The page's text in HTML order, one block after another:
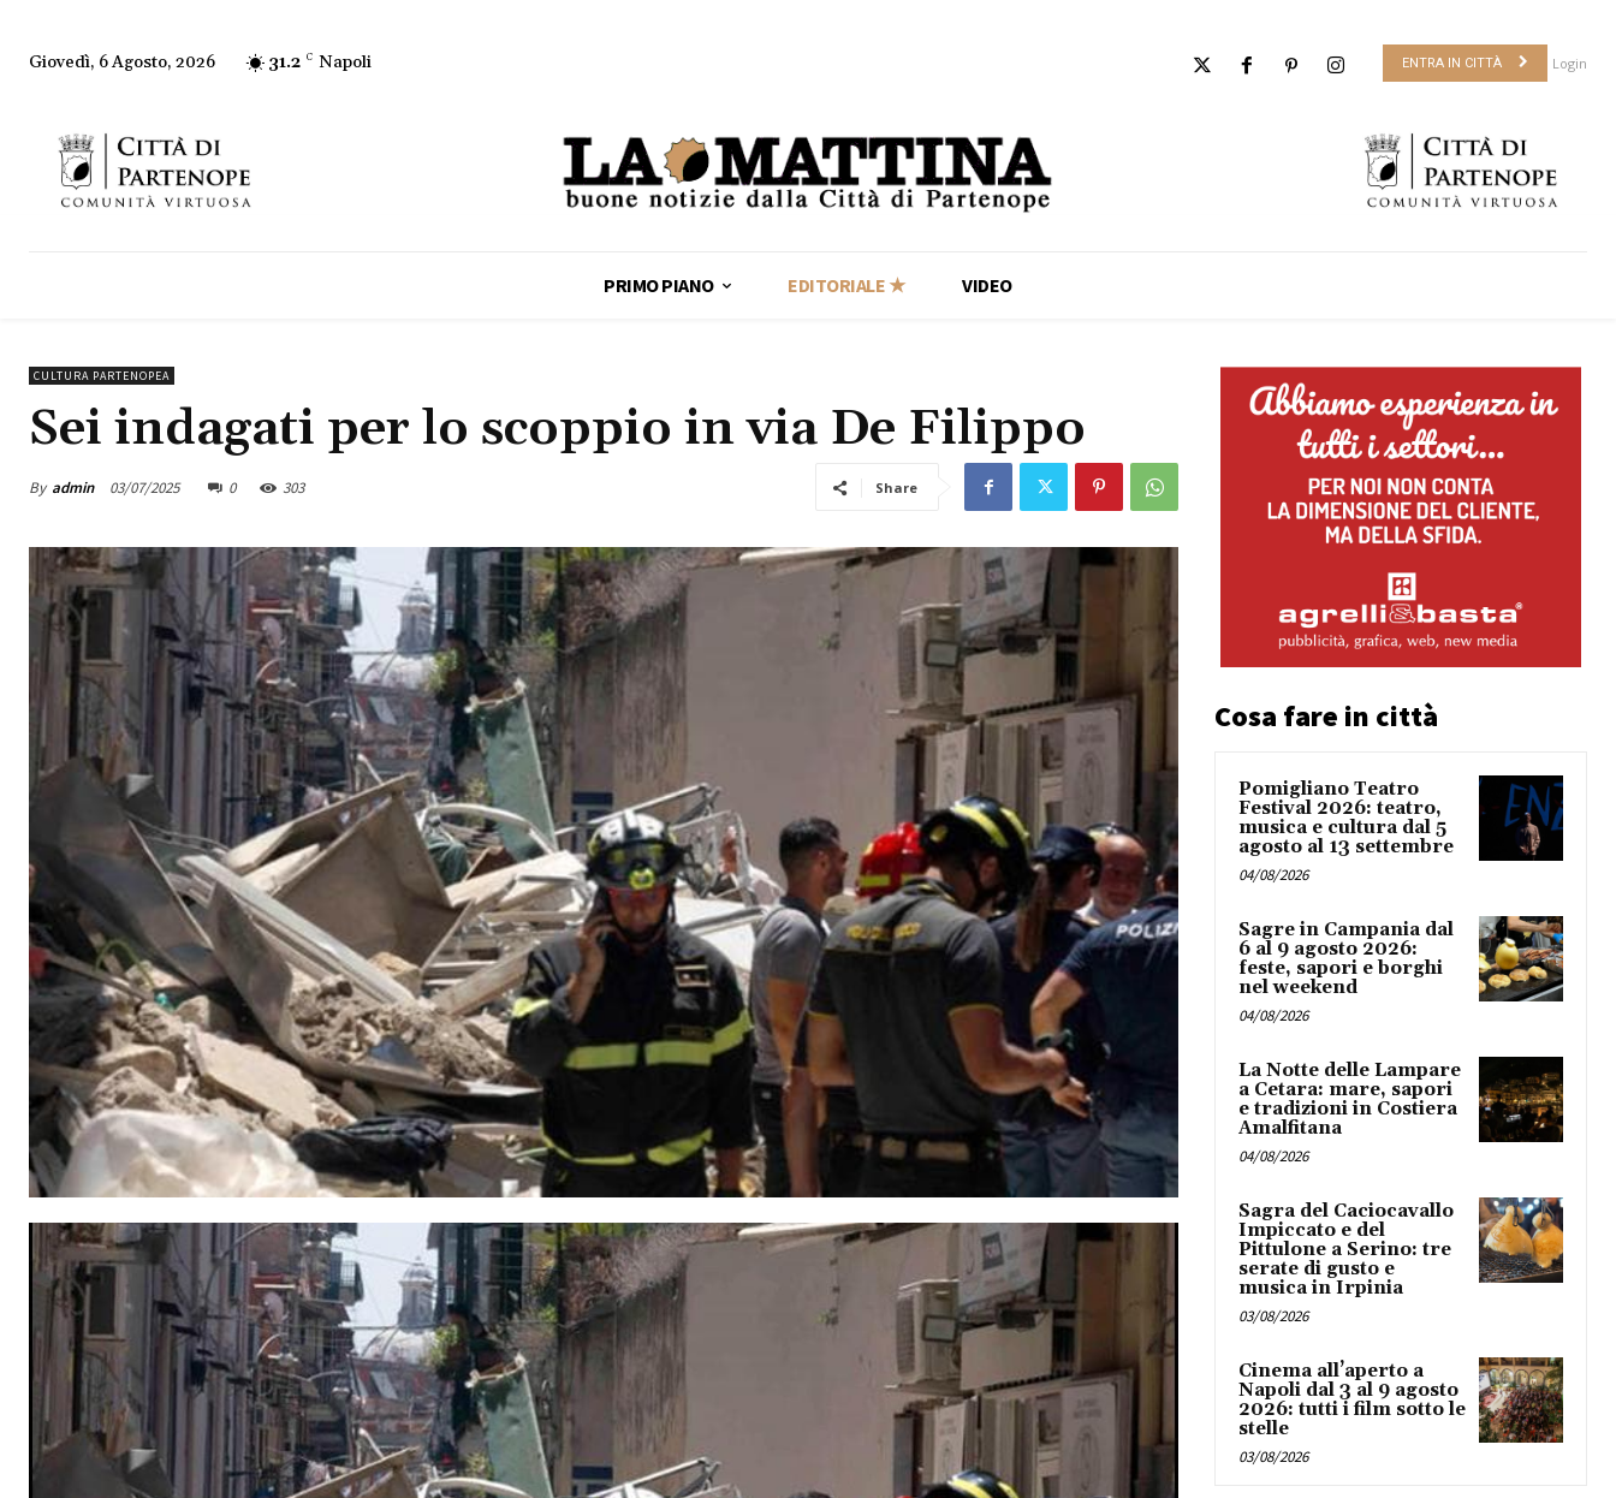
Giovedì, 6 Agosto, 2026 31.2 C Napoli ENTRA IN CITTÀ Login
PRIMO PIANO EDITORIALE ★ VIDEO
CULTURA PARTENOPEA
Sei indagati per lo scoppio in via De Filippo
By admin 03/07/2025 0 303 Share
Cosa fare in città
Pomigliano Teatro
Festival 2026: teatro,
musica e cultura dal 5
agosto al 13 settembre
04/08/2026
Sagre in Campania dal
6 al 9 agosto 2026:
feste, sapori e borghi
nel weekend
04/08/2026
La Notte delle Lampare
a Cetara: mare, sapori
e tradizioni in Costiera
Amalfitana
04/08/2026
Sagra del Caciocavallo
Impiccato e del
Pittulone a Serino: tre
serate di gusto e
musica in Irpinia
03/08/2026
Cinema all’aperto a
Napoli dal 3 al 9 agosto
2026: tutti i film sotto le
stelle
03/08/2026